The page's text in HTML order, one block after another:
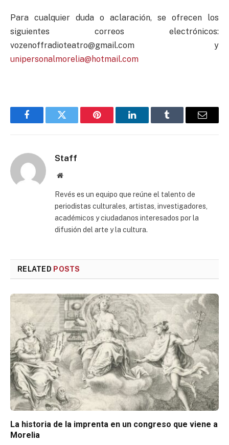
Para cualquier duda o aclaración, se ofrecen los
siguientes correos electrónicos:
vozenoffradioteatro@gmail.com y
unipersonalmorelia@hotmail.com
FacebookTwitter Pinterest LinkedInTumblr Email
Staff
Website
Revés es un equipo que reúne el talento de
periodistas culturales, artistas, investigadores,
académicos y ciudadanos interesados por la
difusión del arte y la cultura.
RELATED POSTS
La historia de la imprenta en un congreso que viene a
Morelia